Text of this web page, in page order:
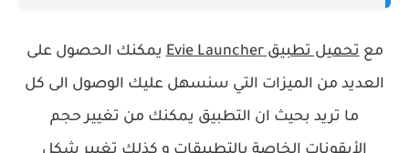
معتحميل تطبيق Evie Launcher‏
يمكنك الحصول على
العديد من الميزات التي سنسهل عليك الوصول الى كل
ما تريد بحيث ان التطبيق يمكنك من تغيير حجم